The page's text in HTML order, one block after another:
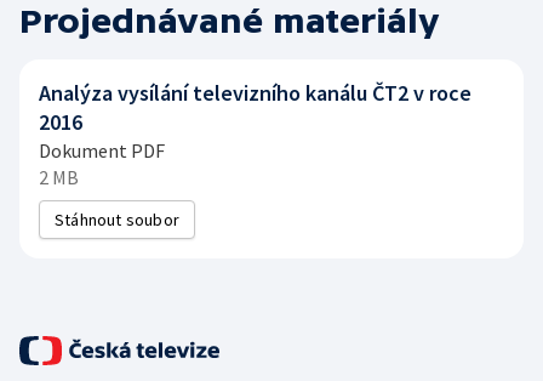
Projednávané materiály
Analýza vysílání televizního kanálu ČT2 v roce
2016
Dokument PDF
2 MB
Stáhnout soubor